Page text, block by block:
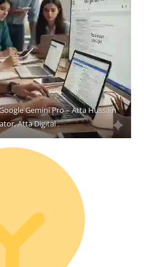
Gemini Pro – Atta Hussain
Atta Digital۔